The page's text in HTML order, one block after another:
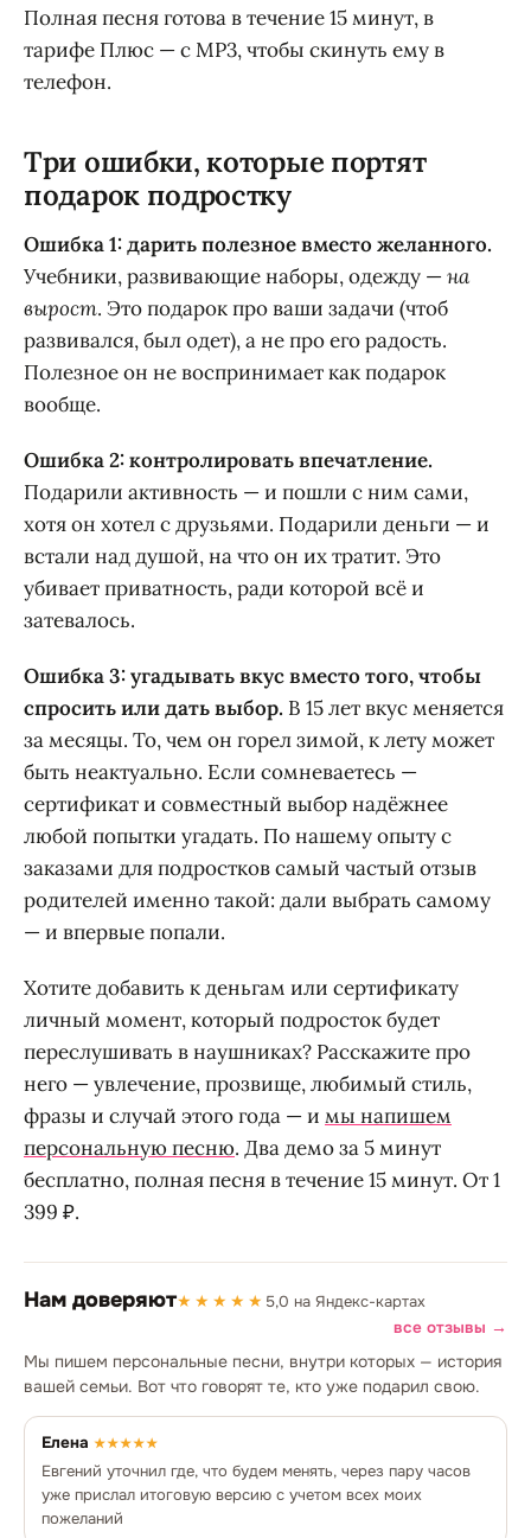
Полная песня готова в течение 15 минут, в
тарифе Плюс — с MP3, чтобы скинуть ему в
телефон.
Три ошибки, которые портят
подарок подростку
Ошибка 1: дарить полезное вместо желанного.
Учебники, развивающие наборы, одежду —на
вырост. Это подарок про ваши задачи (чтоб
развивался, был одет), а не про его радость.
Полезное он не воспринимает как подарок
вообще.
Ошибка 2: контролировать впечатление.
Подарили активность — и пошли с ним сами,
хотя он хотел с друзьями. Подарили деньги — и
встали над душой, на что он их тратит. Это
убивает приватность, ради которой всё и
затевалось.
Ошибка 3: угадывать вкус вместо того, чтобы
спросить или дать выбор. В 15 лет вкус меняется
за месяцы. То, чем он горел зимой, к лету может
быть неактуально. Если сомневаетесь —
сертификат и совместный выбор надёжнее
любой попытки угадать. По нашему опыту с
заказами для подростков самый частый отзыв
родителей именно такой: дали выбрать самому
— и впервые попали.
Хотите добавить к деньгам или сертификату
личный момент, который подросток будет
переслушивать в наушниках? Расскажите про
него — увлечение, прозвище, любимый стиль,
фразы и случай этого года — и мы напишем
персональную песню. Два демо за 5 минут
бесплатно, полная песня в течение 15 минут. От 1
399 ₽.
Нам доверяют★★★★★ 5,0 на Яндекс-картах
все отзывы →
Мы пишем персональные песни, внутри которых — история
вашей семьи. Вот что говорят те, кто уже подарил свою.
Елена ★★★★★
Евгений уточнил где, что будем менять, через пару часов
уже прислал итоговую версию с учетом всех моих
пожеланий